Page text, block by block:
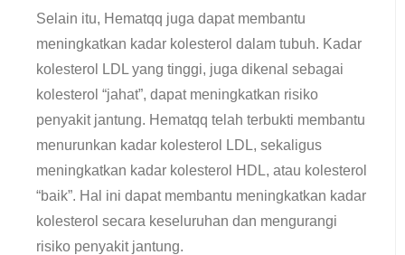
Selain itu, Hematqq juga dapat membantu
meningkatkan kadar kolesterol dalam tubuh. Kadar
kolesterol LDL yang tinggi, juga dikenal sebagai
kolesterol “jahat”, dapat meningkatkan risiko
penyakit jantung. Hematqq telah terbukti membantu
menurunkan kadar kolesterol LDL, sekaligus
meningkatkan kadar kolesterol HDL, atau kolesterol
“baik”. Hal ini dapat membantu meningkatkan kadar
kolesterol secara keseluruhan dan mengurangi
risiko penyakit jantung.